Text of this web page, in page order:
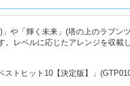
」や「輝く未来」(塔の上のラプ
。レベルに応じたアレンジを収載
トヒット10【決定版】」